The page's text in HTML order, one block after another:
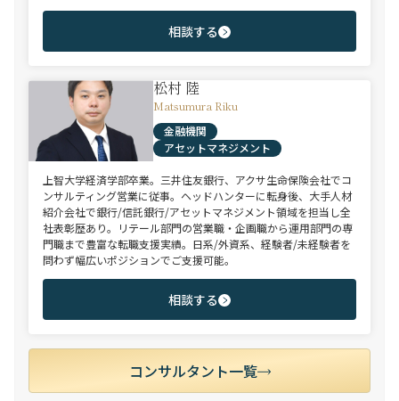
相談する
松村 陸
Matsumura Riku
金融機関
アセットマネジメント
上智大学経済学部卒業。三井住友銀行、アクサ生命保険会社でコ
ンサルティング営業に従事。ヘッドハンターに転身後、大手人材
紹介会社で銀行/信託銀行/アセットマネジメント領域を担当し全
社表彰歴あり。リテール部門の営業職・企画職から運用部門の専
門職まで豊富な転職支援実績。日系/外資系、経験者/未経験者を
問わず幅広いポジションでご支援可能。
相談する
コンサルタント一覧